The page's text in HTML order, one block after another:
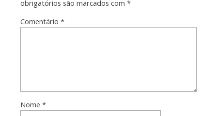
obrigatórios são marcados com *
Comentário *
Nome *